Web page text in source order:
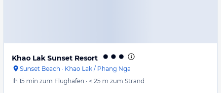
Khao Lak Sunset Resort
Sunset Beach · Khao Lak / Phang Nga
1h 15 min zum Flughafen · < 25 m zum Strand